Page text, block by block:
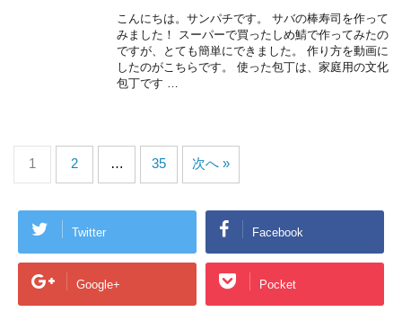
こんにちは。サンパチです。 サバの棒寿司を作って
みました！ スーパーで買ったしめ鯖で作ってみたの
ですが、とても簡単にできました。 作り方を動画に
したのがこちらです。 使った包丁は、家庭用の文化
包丁です …
1 2 … 35 次へ »
Twitter Facebook
Google+ Pocket